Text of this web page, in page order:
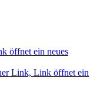
öffnet ein neues
Link, Link öffnet ein